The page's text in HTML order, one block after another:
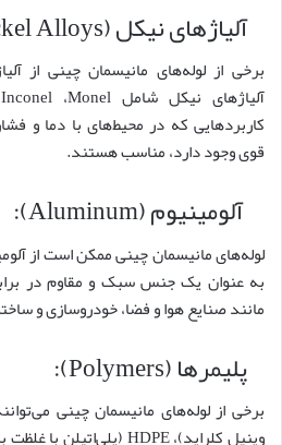
آلیاژهای نیکل (Nickel Alloys):
برخی از لوله‌های مانیسمان چینی از
کاربردهایی که در محیط‌های با دما و
قوی وجود دارد، مناسب هستند.
آلومینیوم (Aluminum):
لوله‌های مانیسمان چینی ممکن است از
به عنوان یک جنس سبک و مقاوم در
مانند صنایع هوا و فضا، خودروسازی و
پلیمرها (Polymers):